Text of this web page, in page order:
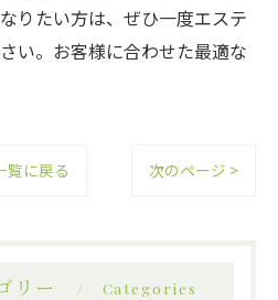
りたい方は、ぜひ一度エステ
い。お客様に合わせた最適な
覧に戻る 次のページ >
リー Categories